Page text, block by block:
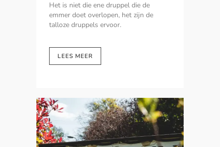
Het is niet die ene druppel die de
emmer doet overlopen, het zijn de
talloze druppels ervoor.
LEES MEER